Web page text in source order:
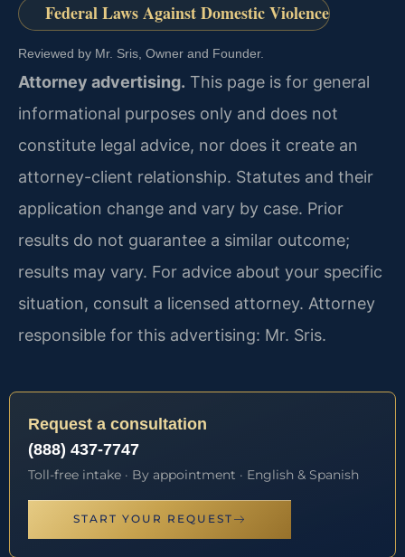
Federal Laws Against Domestic Violence
Reviewed by Mr. Sris, Owner and Founder.
Attorney advertising. This page is for general
informational purposes only and does not
constitute legal advice, nor does it create an
attorney-client relationship. Statutes and their
application change and vary by case. Prior
results do not guarantee a similar outcome;
results may vary. For advice about your specific
situation, consult a licensed attorney. Attorney
responsible for this advertising: Mr. Sris.
Request a consultation
(888) 437-7747
Toll-free intake · By appointment · English & Spanish
START YOUR REQUEST